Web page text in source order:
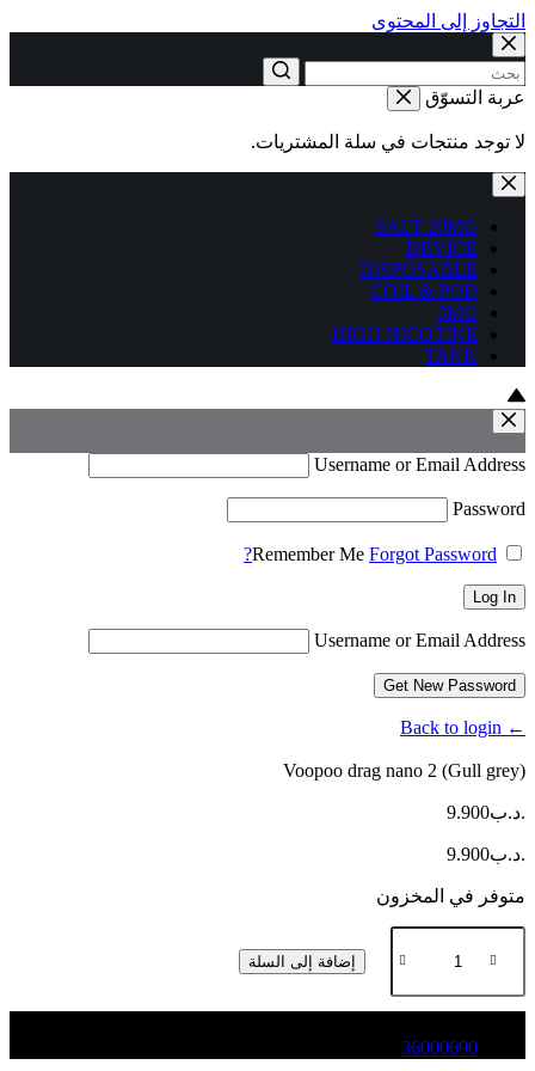
التجاوز إلى المحتوى
عربة التسوّق
لا توجد منتجات في سلة المشتريات.
SALT 20MG
DEVICE
DISPOSABLE
COIL & POD
3MG
HIGH NICOTINE
TANK
Username or Email Address
Password
Remember Me Forgot Password?
Log In
Username or Email Address
Get New Password
← Back to login
Voopoo drag nano 2 (Gull grey)
.د.ب9.900
.د.ب9.900
متوفر في المخزون
كمية
Voopoo
nano
grey)
إضافة إلى السلة
36000690